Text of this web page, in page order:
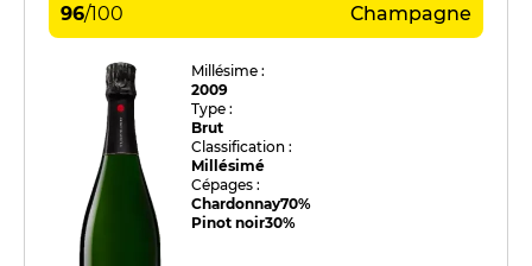
96/100 Champagne
Millésime :
2009
Type :
Brut
Classification :
Millésimé
Cépages :
Chardonnay70%
Pinot noir30%